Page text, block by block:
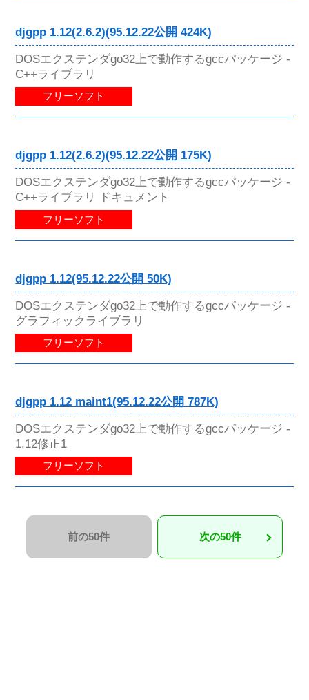
djgpp 1.12(2.6.2)(95.12.22公開 424K)
DOSエクステンダgo32上で動作するgccパッケージ -
C++ライブラリ
フリーソフト
djgpp 1.12(2.6.2)(95.12.22公開 175K)
DOSエクステンダgo32上で動作するgccパッケージ -
C++ライブラリ ドキュメント
フリーソフト
djgpp 1.12(95.12.22公開 50K)
DOSエクステンダgo32上で動作するgccパッケージ -
グラフィックライブラリ
フリーソフト
djgpp 1.12 maint1(95.12.22公開 787K)
DOSエクステンダgo32上で動作するgccパッケージ -
1.12修正1
フリーソフト
前の50件 次の50件